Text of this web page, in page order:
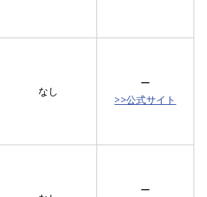
なし
ー
>>公式サイト
ー